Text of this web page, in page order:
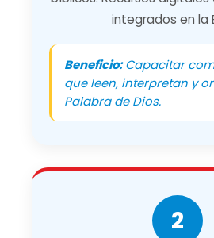
integrados en la
Beneficio:Capacitar
que leen, interpretan y
Palabra de Dios.
2